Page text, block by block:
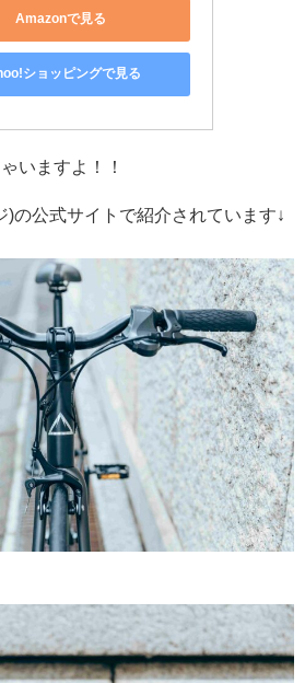
Amazonで見る
ショッピングで見る
いますよ！！
)の公式サイトで紹介されています↓